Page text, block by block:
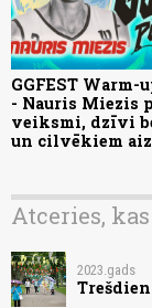
GGFEST Warm-
- Nauris Miezis
veiksmi, dzīvi
un cilvēkiem
Atceries,
2023.gads